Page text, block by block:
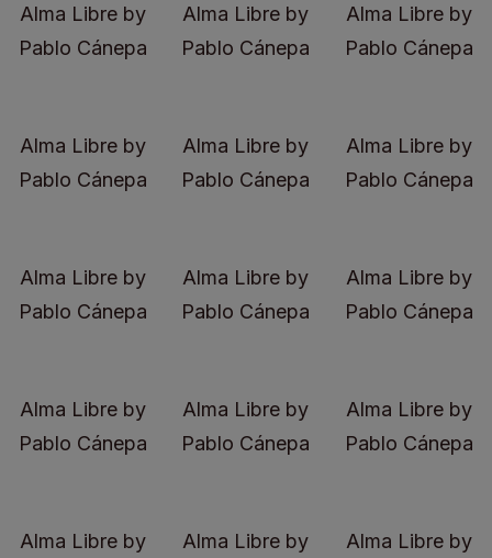
Alma Libre by
Pablo Cánepa
Alma Libre by
Pablo Cánepa
Alma Libre by
Pablo Cánepa
Alma Libre by
Pablo Cánepa
Alma Libre by
Pablo Cánepa
Alma Libre by
Pablo Cánepa
Alma Libre by
Pablo Cánepa
Alma Libre by
Pablo Cánepa
Alma Libre by
Pablo Cánepa
Alma Libre by
Pablo Cánepa
Alma Libre by
Pablo Cánepa
Alma Libre by
Pablo Cánepa
Alma Libre by
Alma Libre by
Alma Libre by